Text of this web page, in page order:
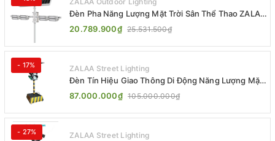
Đèn Pha Năng Lượng Mặt Trời Sân Thể Thao ZALAA
Jsc Chống Nước IP65 Cao Cấp
20.789.900₫ 25.531.500₫
- 17% ZALAA Street Lighting
Đèn Tín Hiệu Giao Thông Di Động Năng Lượng Mặt
Trời ZALAA ZL-300A-D
87.000.000₫ 105.000.000₫
- 27% ZALAA Street Lighting